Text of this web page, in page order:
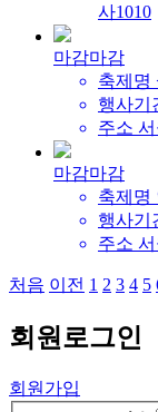
사1010
마감마감
축제명
행사기
주소
마감마감
축제명
행사기
주소
처음 이전 1 2 3 4 5
회원 로그인
회원가입